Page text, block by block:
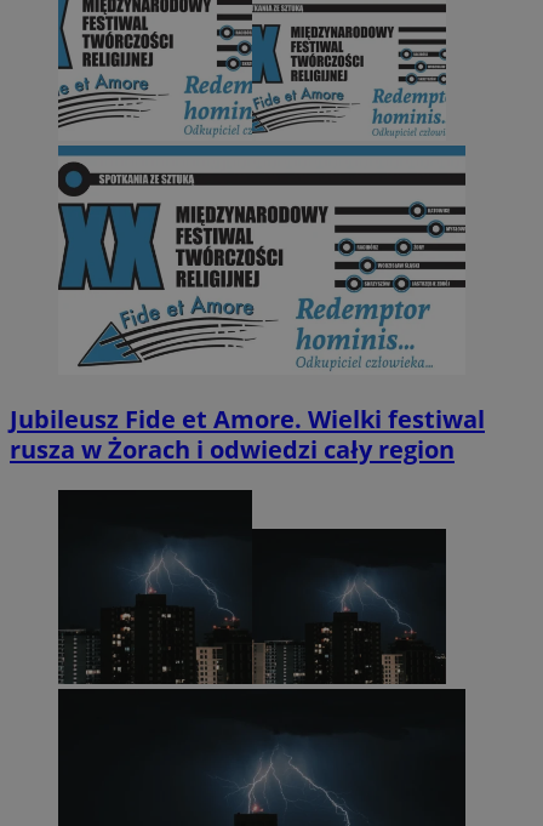
Jubileusz Fide et Amore. Wielki festiwal
rusza w Żorach i odwiedzi cały region